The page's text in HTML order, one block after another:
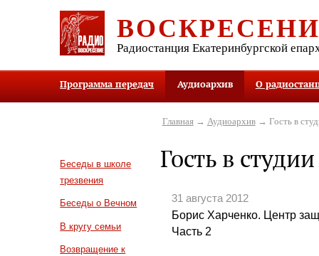
Радиостанция Екатеринбургской
Программа передач Аудиоархив О
Беседы в школе
трезвения
Беседы о Вечном
В кругу семьи
Возвращение к
Главная→ Аудиоархив→ Гость в
Гость в студии
31 августа 2012
Борис Харченко. Центр
Часть 2